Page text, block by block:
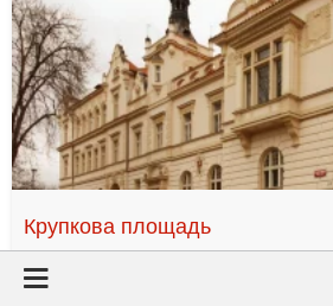
Крупкова площадь